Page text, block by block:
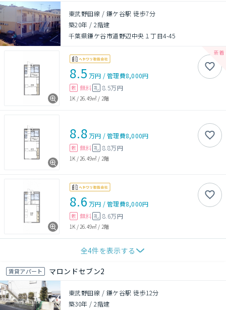
東武野田線 / 鎌ケ谷駅 徒歩7分
築20年 /2階建
千葉県鎌ケ谷市道野辺中央１丁目4-45
8.5 万円 /管理費8,000円
敷 無料 礼 8.5万円
1K /26.49㎡ / 2階
8.8万円 /管理費8,000円
敷 無料 礼 8.8万円
1K / 26.49㎡ / 2階
8.6 万円 /管理費8,000円
敷 無料 礼 8.6万円
1K /26.49㎡ / 2階
全4件を表示する
賃貸アパート マロンドセブン2
東武野田線 / 鎌ケ谷駅 徒歩12分
築30年 /2階建